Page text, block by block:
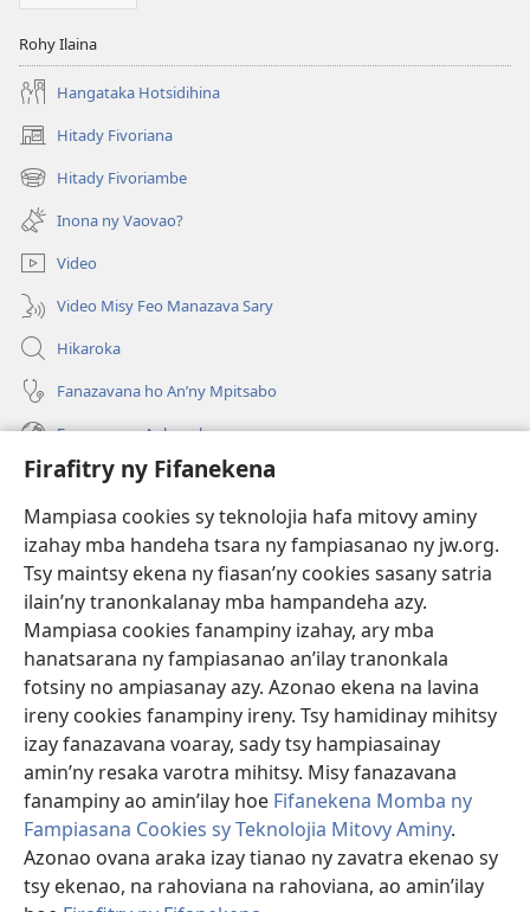
Firafitry ny Fifanekena
Mampiasa cookies sy teknolojia hafa mitovy aminy
izahay mba handeha tsara ny fampiasanao ny jw.org.
Tsy maintsy ekena ny fiasan’ny cookies sasany satria
ilain’ny tranonkalanay mba hampandeha azy.
Mampiasa cookies fanampiny izahay, ary mba
hanatsarana ny fampiasanao an’ilay tranonkala
fotsiny no ampiasanay azy. Azonao ekena na lavina
ireny cookies fanampiny ireny. Tsy hamidinay mihitsy
izay fanazavana voaray, sady tsy hampiasainay
amin’ny resaka varotra mihitsy. Misy fanazavana
fanampiny ao amin’ilay hoe Fifanekena Momba ny
Fampiasana Cookies sy Teknolojia Mitovy Aminy.
Azonao ovana araka izay tianao ny zavatra ekenao sy
tsy ekenao, na rahoviana na rahoviana, ao amin’ilay
Rohy Ilaina
Hangataka Hotsidihina
Hitady Fivoriana
(manokatra
rohy) Hitady Fivoriambe
(manokatra
rohy) Inona ny Vaovao?
Video
Video Misy Feo Manazava Sary
Hikaroka
Fanazavana ho An’ny Mpitsabo
Fanazavana Ankapobeny
Fanampiana
Fanomezana
(manokatra
rohy)
FITEHIRIZAM-BOKIN’NY Vavolombelon’i Jehovah
(manokatra
rohy)
JW Hub
(manokatra
rohy)
JW Library
Watchtower Library ®
Copyright© 2026 Watch Tower Bible and Tract Society of Pennsylvania.
FIFANEKENA| FIFANEKENA MOMBA NY TSIAMBARATELO